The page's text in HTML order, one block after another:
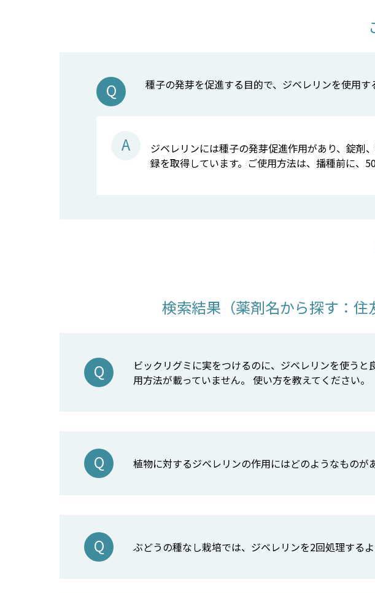
種子の発芽を促進する目的で、ジベレリンを使用す
ジベレリンには種子の発芽促進作用があり、錠剤
録を取得しています。ご使用方法は、播種前に、
検索結果（薬剤名から探す：
ビックリグミに実をつけるのに、ジベレリンを使う
用方法が載っていません。 使い方を教えてください。
植物に対するジベレリンの作用にはどのようなものが
ぶどうの種なし栽培では、ジベレリンを2回処理する